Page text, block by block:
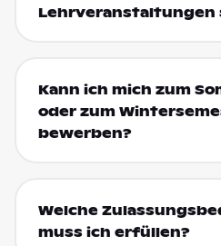
Kann ich mich zum
oder zum
bewerben?
Welche
muss ich erfüllen?